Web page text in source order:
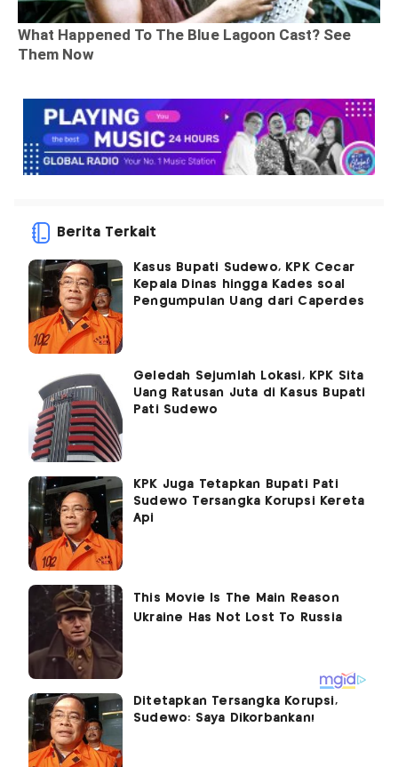
Berita Terkait
Kasus Bupati Sudewo, KPK Cecar
Kepala Dinas hingga Kades soal
Pengumpulan Uang dari Caperdes
Geledah Sejumlah Lokasi, KPK Sita
Uang Ratusan Juta di Kasus Bupati
Pati Sudewo
KPK Juga Tetapkan Bupati Pati
Sudewo Tersangka Korupsi Kereta
Api
Ditetapkan Tersangka Korupsi,
Sudewo: Saya Dikorbankan!